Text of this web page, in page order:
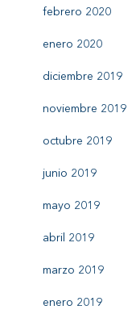
febrero 2020
enero 2020
diciembre 2019
noviembre 2019
octubre 2019
junio 2019
mayo 2019
abril 2019
marzo 2019
enero 2019